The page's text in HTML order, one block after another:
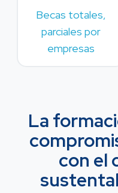
Becas totales,
parciales por
empresas
La
con el